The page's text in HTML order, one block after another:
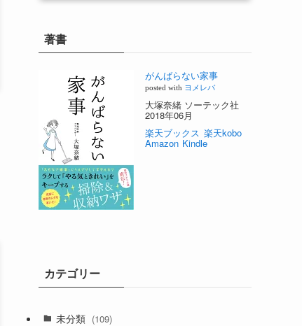
著書
がんばらない家事
posted with ヨメレバ
大塚奈緒 ソーテック社
2018年06月
楽天ブックス 楽天kobo
Amazon Kindle
カテゴリー
未分類 (109)